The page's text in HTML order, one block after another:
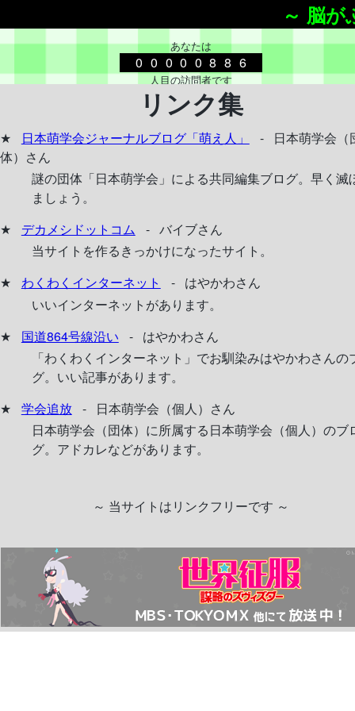
～ 脳
あなたは
00000886
人目の訪問者です
脳がふにゃふにゃ
自己紹介
寝てばっかりいるから
メインコンテンツ
トップ
日記
ブログ
その他リンク
Twitter
pixiv
GitHub
リンク集
日本萌学会ジャーナルブログ「萌え人」 -
日本萌学会（
体）さん
謎の団体「日本萌学会」による共同編集ブログ。早く滅
ましょう。
デカメシドットコム
- バイブさん
当サイトを作るきっかけになったサイト。
わくわくインターネット
- はやかわさん
いいインターネットがあります。
国道864号線沿い
- はやかわさん
「わくわくインターネット」でお馴染みはやかわさんの
グ。いい記事があります。
学会追放 -
日本萌学会（個人）さん
日本萌学会（団体）に所属する日本萌学会（個人）のブ
グ。アドカレなどがあります。
～ 当サイトはリンクフリーです ～